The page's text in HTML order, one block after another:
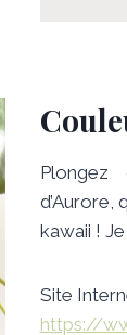
Plongez
kawaii !
Site
https://